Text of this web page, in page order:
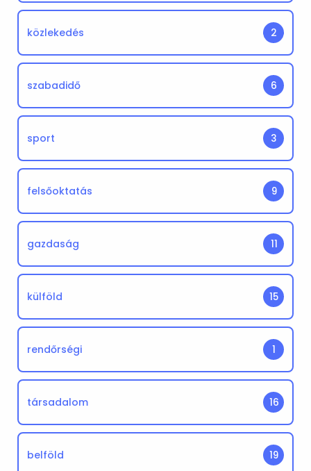
közlekedés 2
szabadidő 6
sport 3
felsőoktatás 9
gazdaság 11
külföld 15
rendőrségi 1
társadalom 16
belföld 19